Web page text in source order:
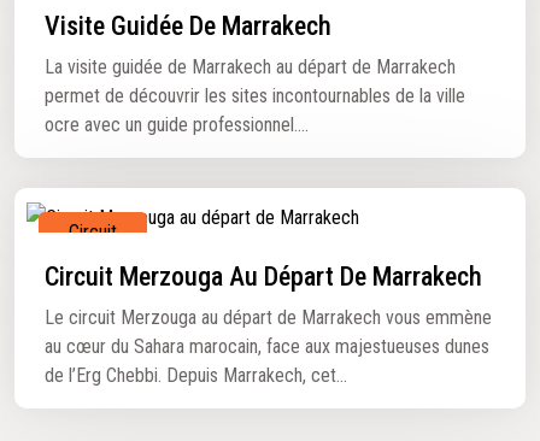
Visite Guidée De Marrakech
La visite guidée de Marrakech au départ de Marrakech
permet de découvrir les sites incontournables de la ville
ocre avec un guide professionnel....
Circuit
Circuit Merzouga Au Départ De Marrakech
Le circuit Merzouga au départ de Marrakech vous emmène
au cœur du Sahara marocain, face aux majestueuses dunes
de l’Erg Chebbi. Depuis Marrakech, cet...